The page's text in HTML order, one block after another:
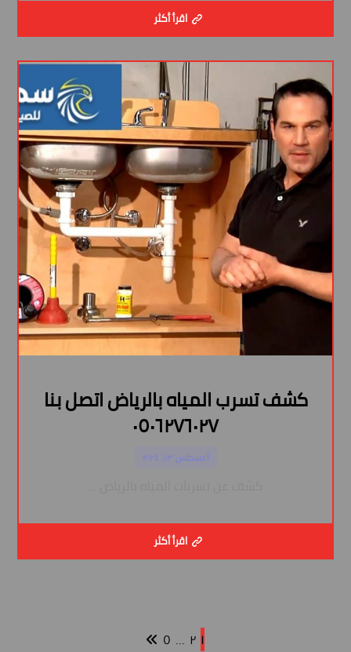
اقرأ أكثر
كشف تسرب المياه بالرياض اتصل بنا
٠٥٠٦٢٧٦٠٢٧
أغسطس ١٣, ٢٠٢٤
اقرأ أكثر
١ ٢ … ٥